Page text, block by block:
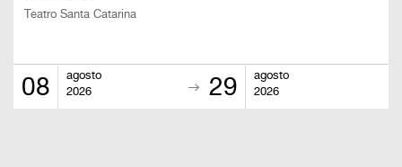
Teatro Santa Catarina
08
agosto
2026
29
agosto
2026